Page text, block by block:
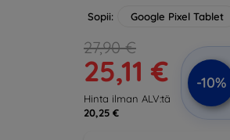
Sopii: Google Pixel Tablet
27,90 €
25,11 €
Hinta ilman ALV:tä
20,25 €
-10%